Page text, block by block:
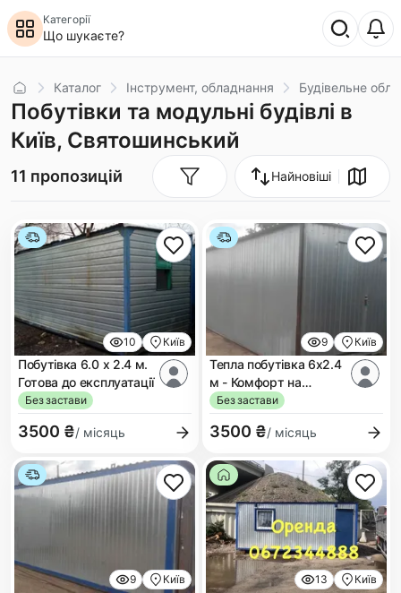
Категорії
Що шукаєте?
ГоловнаКаталог Інструмент, обладнання Будівельне
Побутівки та модульні будівлі в
Київ, Святошинський
11 пропозицій Найновіші
10 Київ
Побутівка 6.0 х 2.4 м.
Готова до експлуатації
Без застави
3500 ₴/ місяць
9 Київ
Тепла побутівка 6х2.4
м - Комфорт на
будівництві!
Без застави
3500 ₴/ місяць
9 Київ 13 Київ